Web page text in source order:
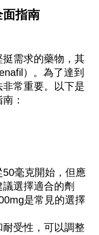
指南
需求的藥物，其
）。為了達到
常重要。以下是
：
50毫克開始，但應
選擇適合的劑
是常見的選擇
耐受性，可以調整